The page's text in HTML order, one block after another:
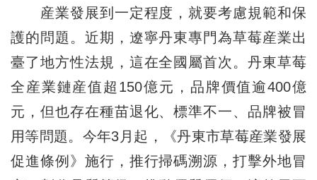
産業發展到一定程度，就要考慮規範和保
護的問題。近期，遼寧丹東專門為草莓産業出
臺了地方性法規，這在全國屬首次。丹東草莓
全産業鏈産值超150億元，品牌價值逾400億
元，但也存在種苗退化、標準不一、品牌被冒
用等問題。今年3月起，《丹東市草莓産業發展
促進條例》施行，推行掃碼溯源，打擊外地冒